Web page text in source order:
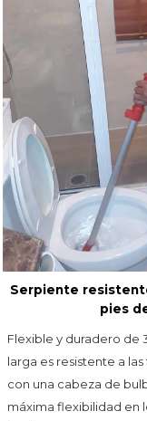
Serpiente
pies
Flexible y duradero de
larga es resistente a
con una cabeza de
máxima flexibilidad en